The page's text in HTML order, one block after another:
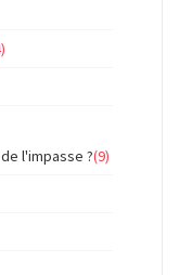
l'impasse ?(9)